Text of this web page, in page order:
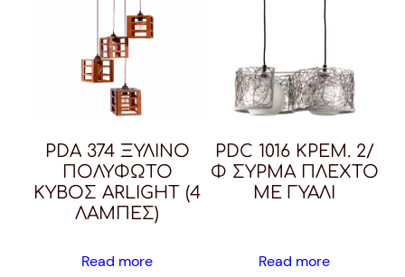
PDA 374 ΞΥΛΙΝΟ
ΠΟΛΥΦΩΤΟ
ΚΥΒΟΣ ARLIGHT (4
ΛΑΜΠΕΣ)
Read more
PDC 1016 ΚΡΕΜ. 2/
Φ ΣΥΡΜΑ ΠΛΕΧΤΟ
ΜΕ ΓΥΑΛΙ
Read more